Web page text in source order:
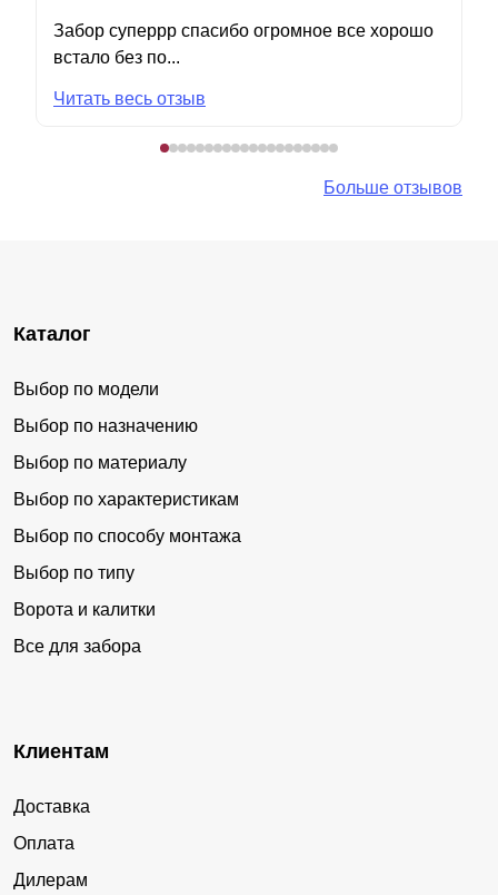
Забор суперрр спасибо огромное все хорошо
встало без по...
Читать весь отзыв
Больше отзывов
Каталог
Выбор по модели
Выбор по назначению
Выбор по материалу
Выбор по характеристикам
Выбор по способу монтажа
Выбор по типу
Ворота и калитки
Все для забора
Клиентам
Доставка
Оплата
Дилерам